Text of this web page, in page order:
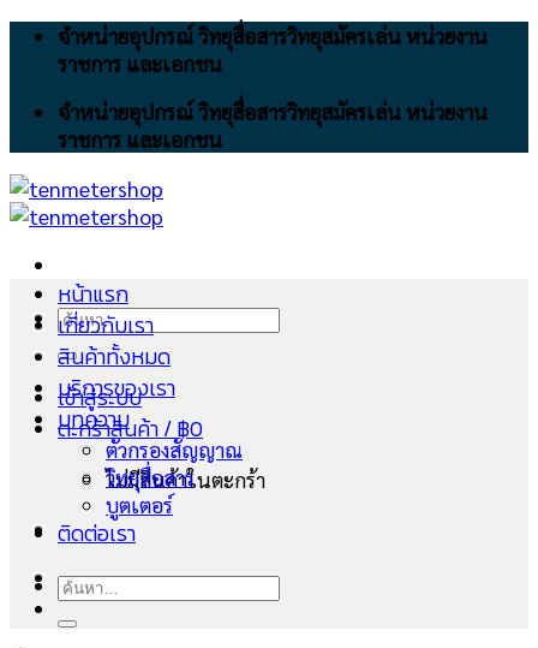
Skip
จำหน่ายอุปกรณ์ วิทยุสื่อสารวิทยุสมัครเล่น หน่วยงาน
ราชการ และเอกชน
จำหน่ายอุปกรณ์ วิทยุสื่อสารวิทยุสมัครเล่น หน่วยงาน
ราชการ และเอกชน
ค้นหา:
เข้าสู่ระบบ
ตะกร้าสินค้า /฿0
ไม่มีสินค้าในตะกร้า
หน้าแรก
เกี่ยวกับเรา
สินค้าทั้งหมด
บริการของเรา
บทความ
ตัวกรองสัญญาณ
วิทยุสื่อสาร
บูตเตอร์
ติดต่อเรา
ค้นหา: